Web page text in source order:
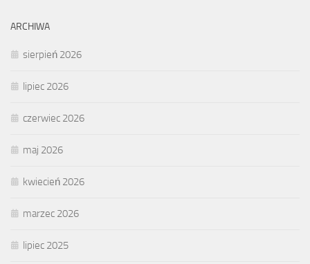
ARCHIWA
sierpień 2026
lipiec 2026
czerwiec 2026
maj 2026
kwiecień 2026
marzec 2026
lipiec 2025